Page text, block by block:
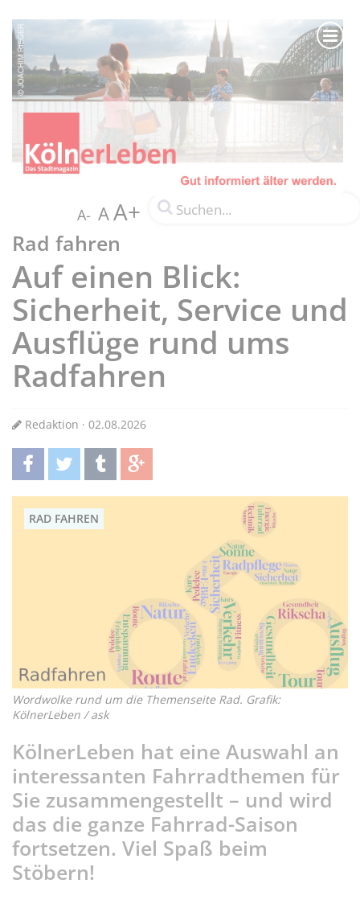
A- AA+
Rad fahren
Auf einen Blick:
Sicherheit, Service und
Ausflüge rund ums
Radfahren
Redaktion · 02.08.2026
teilentwittern teilen teilen
RAD FAHREN
Wordwolke rund um die Themenseite Rad. Grafik:
KölnerLeben / ask
KölnerLeben hat eine Auswahl an
interessanten Fahrradthemen für
Sie zusammengestellt – und wird
das die ganze Fahrrad-Saison
fortsetzen. Viel Spaß beim
Stöbern!